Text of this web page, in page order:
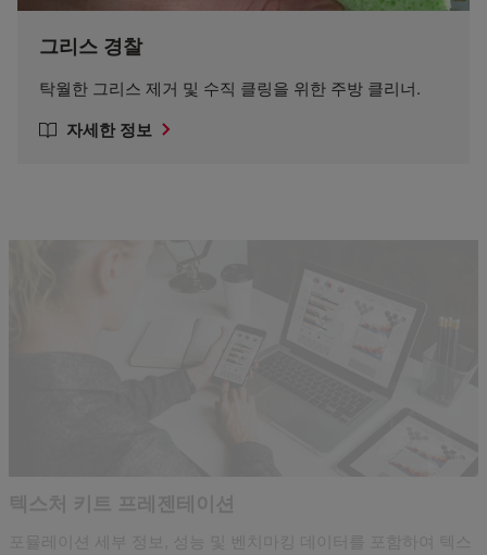
그리스 경찰
탁월한 그리스 제거 및 수직 클링을 위한 주방 클리너.
자세한 정보